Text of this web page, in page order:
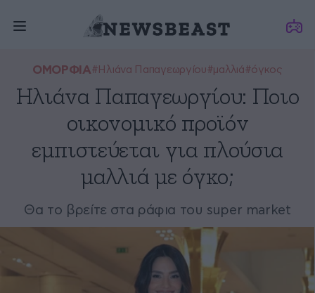
ΟΜΟΡΦΙΑ#Ηλιάνα Παπαγεωργίου#μαλλιά#όγκος
Ηλιάνα Παπαγεωργίου: Ποιο
οικονομικό προϊόν
εμπιστεύεται για πλούσια
μαλλιά με όγκο;
Θα το βρείτε στα ράφια του super market